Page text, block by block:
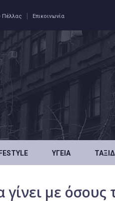
Επικοινωνία
ΥΓΕΊΑ
με όσους